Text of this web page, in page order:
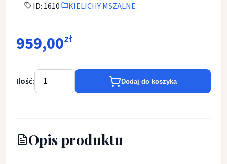
ID: 1610 KIELICHY MSZALNE
959,00zł
Ilość: Dodaj do koszyka
Opis produktu